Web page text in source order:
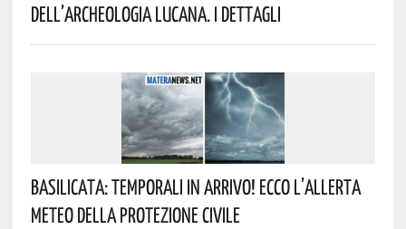
Dell’archeologia Lucana. I Dettagli
Basilicata: Temporali In Arrivo! Ecco L’allerta
Meteo Della Protezione Civile